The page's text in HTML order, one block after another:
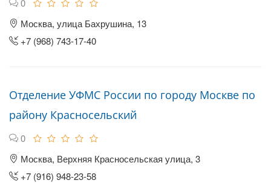
0
Москва, улица Бахрушина, 13
+7 (968) 743-17-40
Отделение УФМС России по городу Москве по
району Красносельский
0
Москва, Верхняя Красносельская улица, 3
+7 (916) 948-23-58